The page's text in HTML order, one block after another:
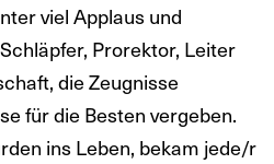
viel Applaus und
Prorektor, Leiter
die Zeugnisse
für die Besten vergeben.
ins Leben, bekam jede/r